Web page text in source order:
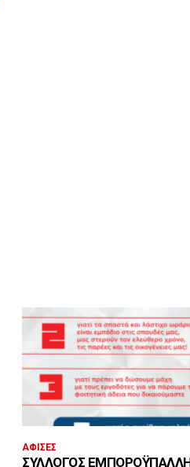
ΑΦΊΣΕΣ
ΣΎΛΛΟΓΟΣ